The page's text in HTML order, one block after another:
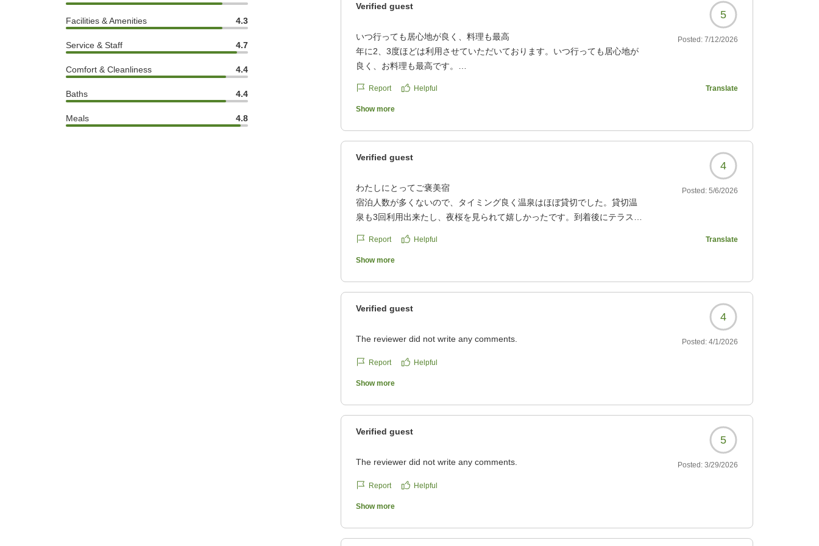
Facilities & Amenities 4.3
Service & Staff 4.7
Comfort & Cleanliness 4.4
Baths 4.4
Meals 4.8
Verified guest
5
いつ行っても居心地が良く、料理も最高
年に2、3度ほどは利用させていただいております。いつ行っても居心地が
良く、お料理も最高です。
https://review.travel.rakuten.co.jp/hotel/voice/56924?
reviewId=33123478088353
Posted: 7/12/2026
Report Helpful Translate
Show more
Verified guest
4
わたしにとってご褒美宿
宿泊人数が多くないので、タイミング良く温泉はほぼ貸切でした。貸切温
泉も3回利用出来たし、夜桜を見られて嬉しかったです。到着後にテラスで
クチコミの詳細はこちらから
https://review.travel.rakuten.co.jp/hotel/voice/56924?
Posted: 5/6/2026
Report Helpful Translate
Show more
Verified guest
4
The reviewer did not write any comments. Posted: 4/1/2026
Report Helpful
Show more
Verified guest
5
The reviewer did not write any comments. Posted: 3/29/2026
Report Helpful
Show more